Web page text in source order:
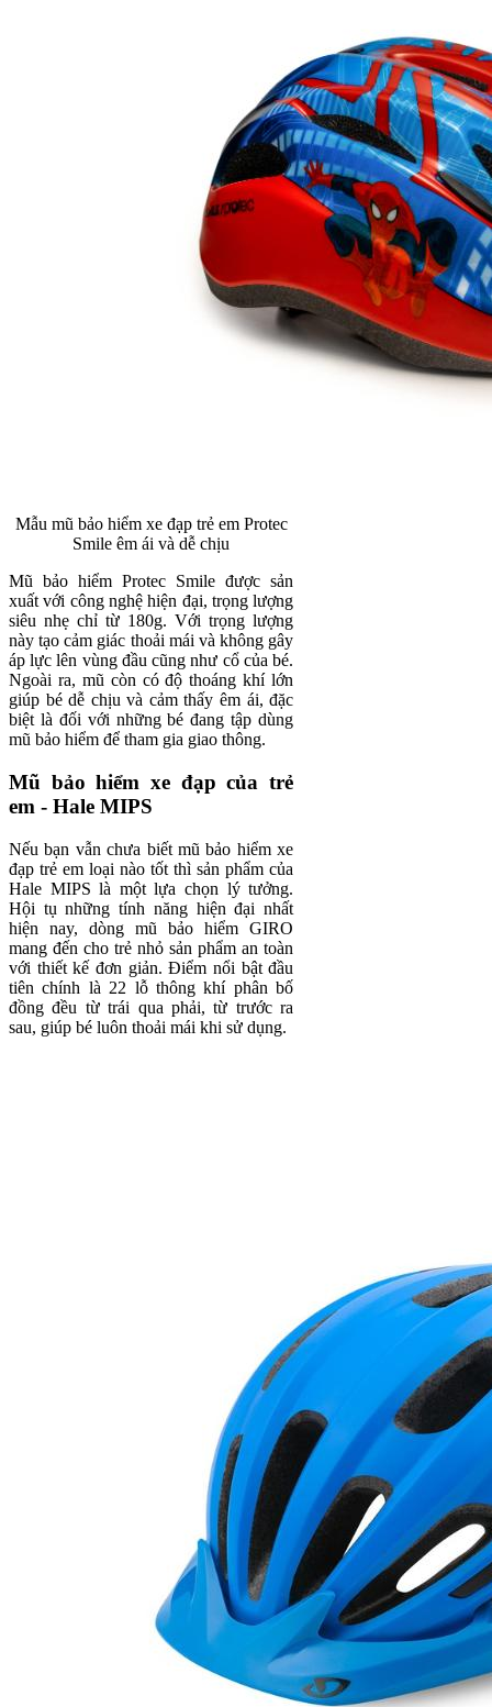
Mẫu mũ bảo hiểm xe đạp trẻ em Protec
Smile êm ái và dễ chịu
Mũ bảo hiểm Protec Smile được sản
xuất với công nghệ hiện đại, trọng lượng
siêu nhẹ chỉ từ 180g. Với trọng lượng
này tạo cảm giác thoải mái và không gây
áp lực lên vùng đầu cũng như cổ của bé.
Ngoài ra, mũ còn có độ thoáng khí lớn
giúp bé dễ chịu và cảm thấy êm ái, đặc
biệt là đối với những bé đang tập dùng
mũ bảo hiểm để tham gia giao thông.
Mũ bảo hiểm xe đạp của trẻ
em - Hale MIPS
Nếu bạn vẫn chưa biết mũ bảo hiểm xe
đạp trẻ em loại nào tốt thì sản phẩm của
Hale MIPS là một lựa chọn lý tưởng.
Hội tụ những tính năng hiện đại nhất
hiện nay, dòng mũ bảo hiểm GIRO
mang đến cho trẻ nhỏ sản phẩm an toàn
với thiết kế đơn giản. Điểm nổi bật đầu
tiên chính là 22 lỗ thông khí phân bố
đồng đều từ trái qua phải, từ trước ra
sau, giúp bé luôn thoải mái khi sử dụng.